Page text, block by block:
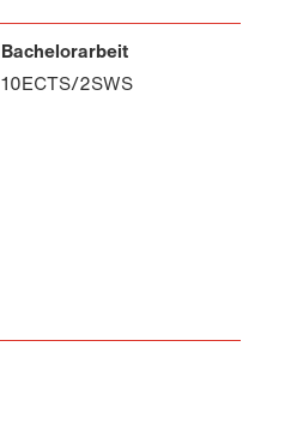
Bachelorarbeit
10ECTS/2SWS